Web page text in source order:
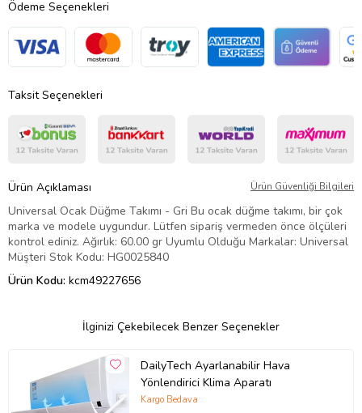
Ödeme Seçenekleri
Taksit Seçenekleri
Ürün Açıklaması Ürün Güvenliği Bilgileri
Universal Ocak Düğme Takımı - Gri Bu ocak düğme takımı, bir çok
marka ve modele uygundur. Lütfen sipariş vermeden önce ölçüleri
kontrol ediniz. Ağırlık: 60.00 gr Uyumlu Olduğu Markalar: Universal
Müşteri Stok Kodu: HG0025840
Ürün Kodu: kcm49227656
İlginizi Çekebilecek Benzer Seçenekler
DailyTech Ayarlanabilir Hava
Yönlendirici Klima Aparatı
Kargo Bedava